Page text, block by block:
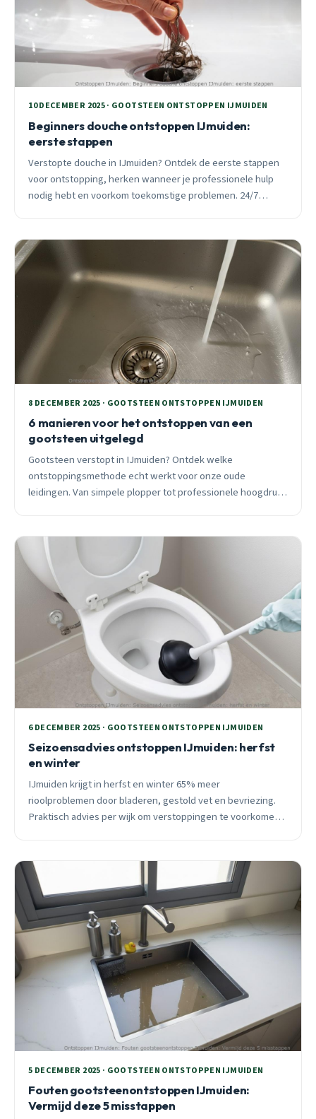
10 DECEMBER 2025 · GOOTSTEEN ONTSTOPPEN IJMUIDEN
Beginners douche ontstoppen IJmuiden:
eerste stappen
Verstopte douche in IJmuiden? Ontdek de eerste stappen
voor ontstopping, herken wanneer je professionele hulp
nodig hebt en voorkom toekomstige problemen. 24/7
8 DECEMBER 2025 · GOOTSTEEN ONTSTOPPEN IJMUIDEN
6 manieren voor het ontstoppen van een
gootsteen uitgelegd
Gootsteen verstopt in IJmuiden? Ontdek welke
ontstoppingsmethode echt werkt voor onze oude
leidingen. Van simpele plopper tot professionele hoogdruk,
6 DECEMBER 2025 · GOOTSTEEN ONTSTOPPEN IJMUIDEN
Seizoensadvies ontstoppen IJmuiden: herfst
en winter
IJmuiden krijgt in herfst en winter 65% meer
rioolproblemen door bladeren, gestold vet en bevriezing.
Praktisch advies per wijk om verstoppingen te voorkomen,
5 DECEMBER 2025 · GOOTSTEEN ONTSTOPPEN IJMUIDEN
Fouten gootsteenontstoppen IJmuiden:
Vermijd deze 5 misstappen